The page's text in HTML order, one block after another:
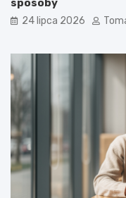
sposoby
24 lipca 2026